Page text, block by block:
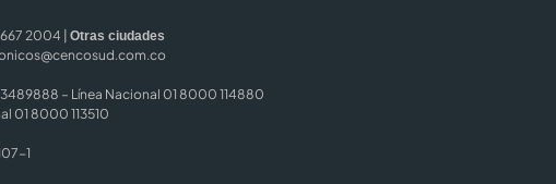
2004 | Otras ciudades
– Línea Nacional 01 8000 114880
01 8000 113510
1